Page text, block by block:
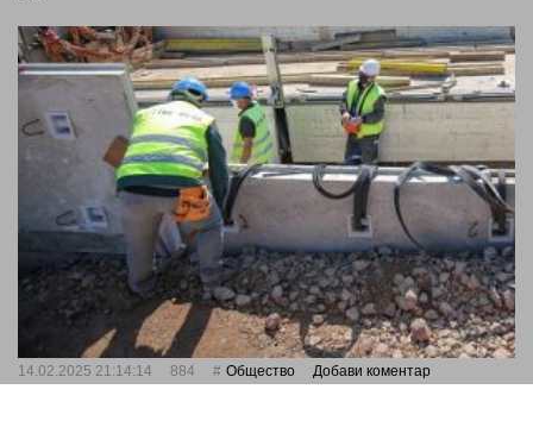
14.02.2025 21:14:14 884 Общество Добави коментар